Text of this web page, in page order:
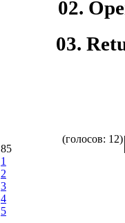
02.
03.
85
1
2
3
4
5
(голосов: 12)